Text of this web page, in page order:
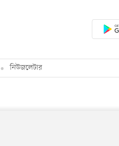
নিউজলেটার